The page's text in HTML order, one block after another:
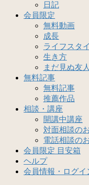
日記
会員限定
無料動画
成長
ライフスタ
生き方
まだ見ぬ友
無料記事
無料記事
推薦作品
相談・講座
開講中講座
対面相談の
電話相談の
会員限定 目安箱
ヘルプ
会員情報・ログイ